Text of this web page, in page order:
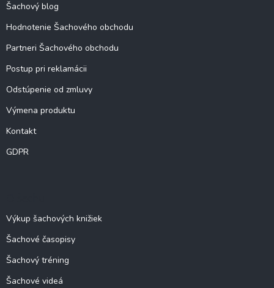
Šachový blog
Hodnotenie Šachového obchodu
Partneri Šachového obchodu
Postup pri reklamácii
Odstúpenie od zmluvy
Výmena produktu
Kontakt
GDPR
Výkup šachových knižiek
Šachové časopisy
Šachový tréning
Šachové videá